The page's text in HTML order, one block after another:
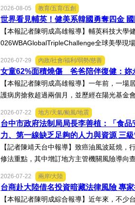
2026-08-05 教育/五育/五創
世界看見輔英！健美系韓國勇奪四金
【本報記者陳明成高雄報導】輔英科技大
026WBAGlobalTripleChallenge全球美學現
2026-07-29 內政/社會/福利/弱勢/慈善
女童62%面積燒傷 爸爸陪伴復健：妳
【本報記者陳明成高雄報導】一年前，一
護病房搶救超過兩個月，並歷經在陽光基金
2026-07-22 地方/天氣/颱風/地震
台中市政府法制局局長李善植：「食
力、第一線缺乏足夠的人力與資源 三
【記者陳靖天台中報導】致癌油風波延燒
修法重點，其中增訂地方主管機關風險導向
2026-07-22 兩岸/大陸
台商赴大陸借名投資暗藏法律風險 專
【本報記者陳明成綜合報導】近年來，不少